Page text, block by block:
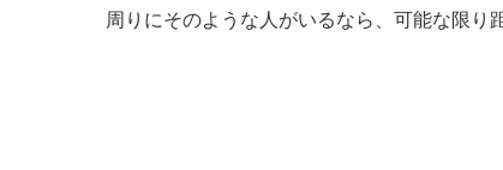
周りにそのような人がいるなら、可能な限り